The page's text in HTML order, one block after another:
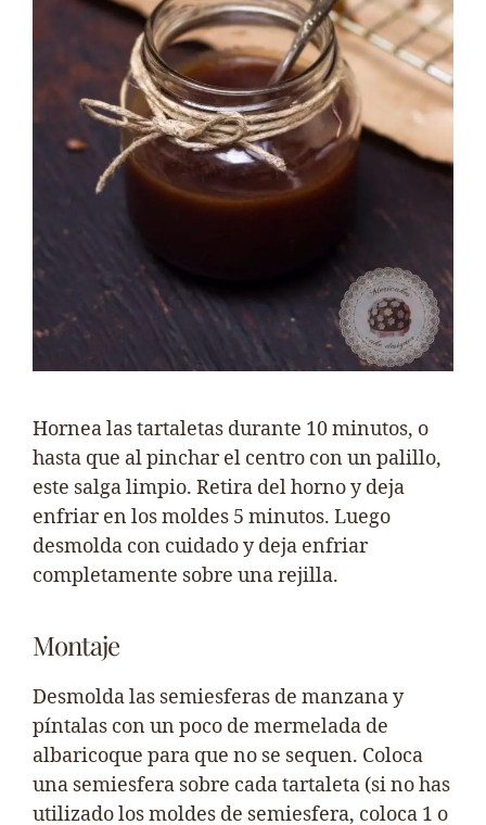
Hornea las tartaletas durante 10 minutos, o
hasta que al pinchar el centro con un palillo,
este salga limpio. Retira del horno y deja
enfriar en los moldes 5 minutos. Luego
desmolda con cuidado y deja enfriar
completamente sobre una rejilla.
Montaje
Desmolda las semiesferas de manzana y
píntalas con un poco de mermelada de
albaricoque para que no se sequen. Coloca
una semiesfera sobre cada tartaleta (si no has
utilizado los moldes de semiesfera, coloca 1 o